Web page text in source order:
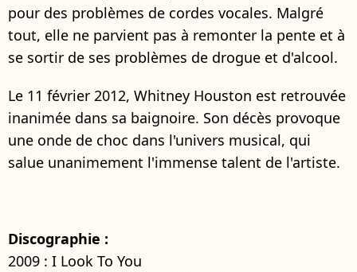
pour des problèmes de cordes vocales. Malgré
tout, elle ne parvient pas à remonter la pente et à
se sortir de ses problèmes de drogue et d'alcool.
Le 11 février 2012, Whitney Houston est retrouvée
inanimée dans sa baignoire. Son décès provoque
une onde de choc dans l'univers musical, qui
salue unanimement l'immense talent de l'artiste.
Discographie :
2009 : I Look To You